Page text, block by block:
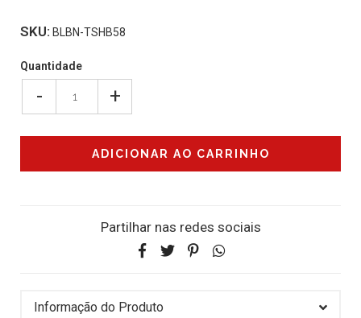
SKU: BLBN-TSHB58
Quantidade
- +
Partilhar nas redes sociais
Informação do Produto